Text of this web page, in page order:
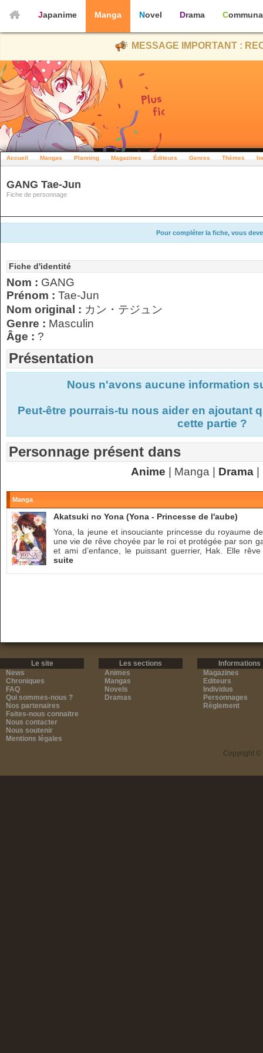
Japanime Manga Novel Drama
MESSAGE IMPORTANT :
Accueil Mangas Planning Magazines Éditeurs Genres Thèmes
GANG Tae-Jun
Fiche de personnage
Pour compléter la fiche, vous
Fiche d'identité
Nom : GANG
Prénom : Tae-Jun
Nom original : カン・テジュン
Genre : Masculin
Âge : ?
Présentation
Nous n'avons aucune information
Peut-être pourrais-tu nous aider en ajoutant
cette partie ?
Personnage présent dans
Anime | Manga | Drama|
Manga
Akatsuki no Yona (Yona - Princesse de l'aube)
Yona, la jeune et insouciante princesse du royaume
une vie de rêve choyée par le roi et protégée par son
et ami d’enfance, le puissant guerrier, Hak. Elle
suite
Le site
News
Chroniques
FAQ
Qui sommes-nous ?
Nos partenaires
Faites-nous connaitre
Nous contacter
Nous soutenir
Mentions légales
Les sections
Animes
Mangas
Novels
Dramas
Informations
Magazines
Editeurs
Individus
Personnages
Règlement
Copyright ©